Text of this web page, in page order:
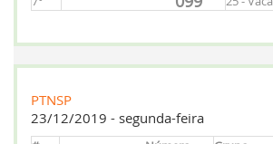
PTNSP
23/12/2019 - segunda-feira